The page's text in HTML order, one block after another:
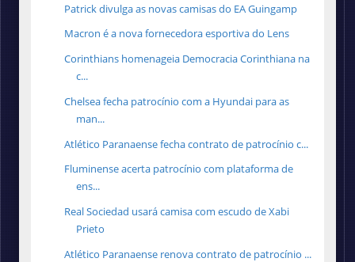
Patrick divulga as novas camisas do EA Guingamp
Macron é a nova fornecedora esportiva do Lens
Corinthians homenageia Democracia Corinthiana na
c...
Chelsea fecha patrocínio com a Hyundai para as
man...
Atlético Paranaense fecha contrato de patrocínio c...
Fluminense acerta patrocínio com plataforma de
ens...
Real Sociedad usará camisa com escudo de Xabi
Prieto
Atlético Paranaense renova contrato de patrocínio ...